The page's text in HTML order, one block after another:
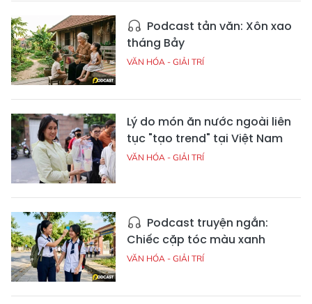
Podcast tản văn: Xôn xao
tháng Bảy
VĂN HÓA - GIẢI TRÍ
Lý do món ăn nước ngoài liên
tục "tạo trend" tại Việt Nam
VĂN HÓA - GIẢI TRÍ
Podcast truyện ngắn:
Chiếc cặp tóc màu xanh
VĂN HÓA - GIẢI TRÍ